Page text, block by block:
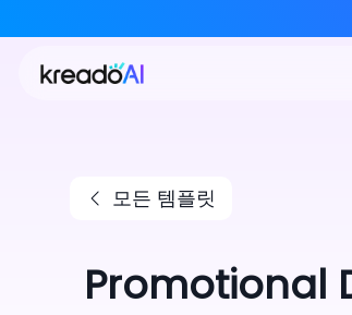
모든 템플릿
Promotional